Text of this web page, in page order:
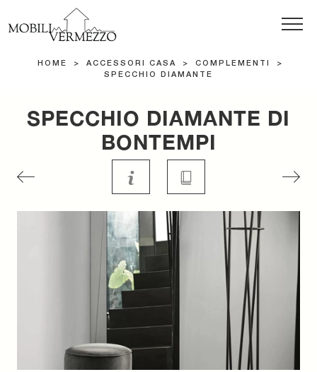
HOME > ACCESSORI CASA > COMPLEMENTI
>
SPECCHIO DIAMANTE
SPECCHIO DIAMANTE DI
BONTEMPI